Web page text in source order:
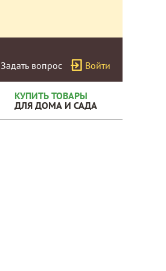
Задать вопрос Войти
КУПИТЬ ТОВАРЫ
ДЛЯ ДОМА И САДА